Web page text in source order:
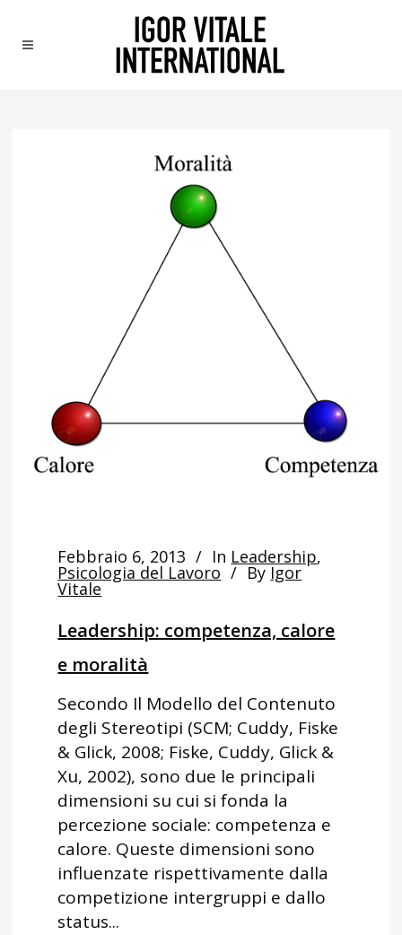
Febbraio 6, 2013 In Leadership,
Psicologia del Lavoro By Igor
Vitale
Leadership: competenza, calore
e moralità
Secondo Il Modello del Contenuto
degli Stereotipi (SCM; Cuddy, Fiske
& Glick, 2008; Fiske, Cuddy, Glick &
Xu, 2002), sono due le principali
dimensioni su cui si fonda la
percezione sociale: competenza e
calore. Queste dimensioni sono
influenzate rispettivamente dalla
competizione intergruppi e dallo
status...